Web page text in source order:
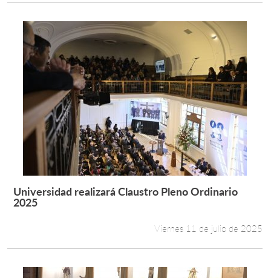
Leer más +
Universidad realizará Claustro Pleno Ordinario
2025
Viernes 11 de julio de 2025